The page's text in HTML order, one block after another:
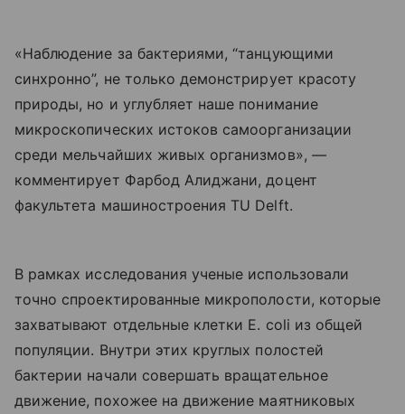
«Наблюдение за бактериями, “танцующими
синхронно”, не только демонстрирует красоту
природы, но и углубляет наше понимание
микроскопических истоков самоорганизации
среди мельчайших живых организмов», —
комментирует Фарбод Алиджани, доцент
факультета машиностроения TU Delft.
В рамках исследования ученые использовали
точно спроектированные микрополости, которые
захватывают отдельные клетки E. coli из общей
популяции. Внутри этих круглых полостей
бактерии начали совершать вращательное
движение, похожее на движение маятниковых